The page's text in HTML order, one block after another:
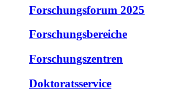
Forschungsforum 2025
Forschungsbereiche
Forschungszentren
Doktoratsservice